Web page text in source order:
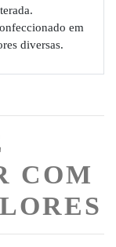
em
diversas.
COM